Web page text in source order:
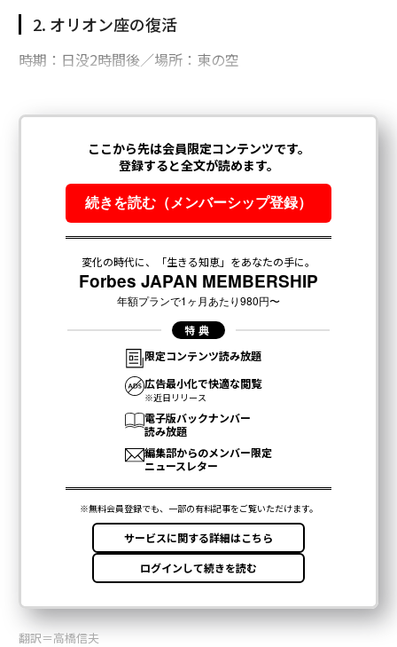
2. オリオン座の復活
時期：日没2時間後／場所：東の空
翻訳＝高橋信夫